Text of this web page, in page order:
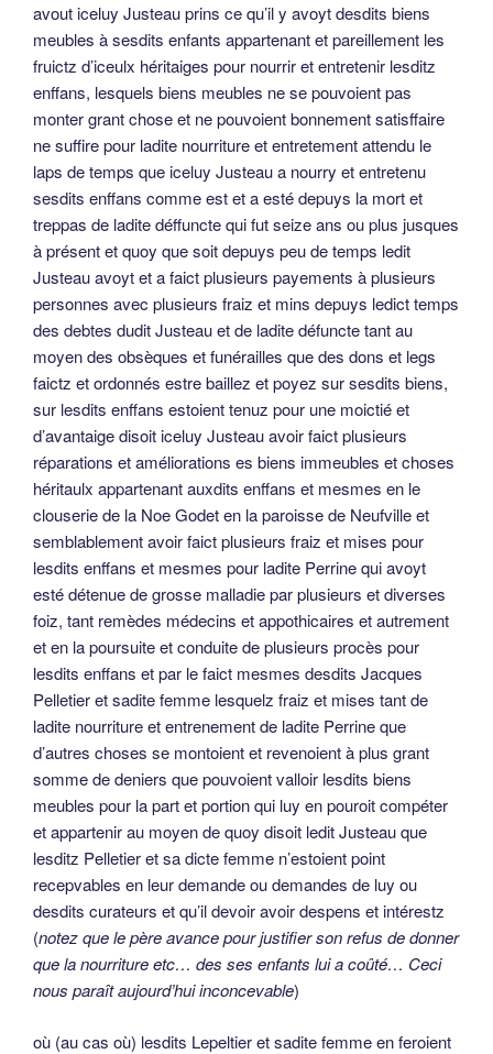
avout iceluy Justeau prins ce qu’il y avoyt desdits biens
meubles à sesdits enfants appartenant et pareillement les
fruictz d’iceulx héritaiges pour nourrir et entretenir lesditz
enffans, lesquels biens meubles ne se pouvoient pas
monter grant chose et ne pouvoient bonnement satisffaire
ne suffire pour ladite nourriture et entretement attendu le
laps de temps que iceluy Justeau a nourry et entretenu
sesdits enffans comme est et a esté depuys la mort et
treppas de ladite déffuncte qui fut seize ans ou plus jusques
à présent et quoy que soit depuys peu de temps ledit
Justeau avoyt et a faict plusieurs payements à plusieurs
personnes avec plusieurs fraiz et mins depuys ledict temps
des debtes dudit Justeau et de ladite défuncte tant au
moyen des obsèques et funérailles que des dons et legs
faictz et ordonnés estre baillez et poyez sur sesdits biens,
sur lesdits enffans estoient tenuz pour une moictié et
d’avantaige disoit iceluy Justeau avoir faict plusieurs
réparations et améliorations es biens immeubles et choses
héritaulx appartenant auxdits enffans et mesmes en le
clouserie de la Noe Godet en la paroisse de Neufville et
semblablement avoir faict plusieurs fraiz et mises pour
lesdits enffans et mesmes pour ladite Perrine qui avoyt
esté détenue de grosse malladie par plusieurs et diverses
foiz, tant remèdes médecins et appothicaires et autrement
et en la poursuite et conduite de plusieurs procès pour
lesdits enffans et par le faict mesmes desdits Jacques
Pelletier et sadite femme lesquelz fraiz et mises tant de
ladite nourriture et entrenement de ladite Perrine que
d’autres choses se montoient et revenoient à plus grant
somme de deniers que pouvoient valloir lesdits biens
meubles pour la part et portion qui luy en pouroit compéter
et appartenir au moyen de quoy disoit ledit Justeau que
lesditz Pelletier et sa dicte femme n’estoient point
recepvables en leur demande ou demandes de luy ou
desdits curateurs et qu’il devoir avoir despens et intérestz
(notez que le père avance pour justifier son refus de donner
que la nourriture etc… des ses enfants lui a coûté… Ceci
nous paraît aujourd’hui inconcevable)
où (au cas où) lesdits Lepeltier et sadite femme en feroient